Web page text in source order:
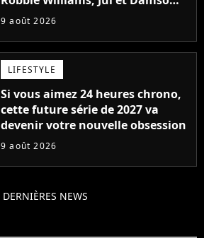
cette année ?
9 août 2026
LIFESTYLE
Si vous aimez 24 heures chrono,
cette future série de 2027 va
devenir votre nouvelle obsession
9 août 2026
DERNIÈRES NEWS